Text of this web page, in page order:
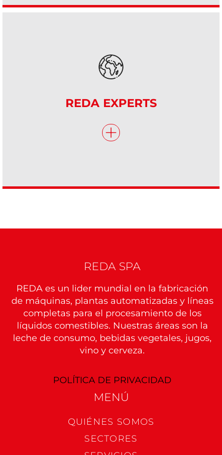
REDA EXPERTS
+
REDA SPA
REDA es un lider mundial en la fabricación
de máquinas, plantas automatizadas y líneas
completas para el procesamiento de los
líquidos comestibles. Nuestras áreas son la
leche de consumo, bebidas vegetales, jugos,
vino y cerveza.
POLÍTICA DE PRIVACIDAD
MENÚ​
QUIÉNES SOMOS
SECTORES